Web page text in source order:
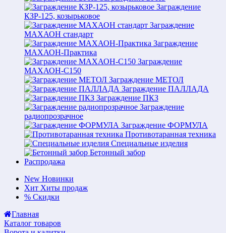
Заграждение
КЗР-125, козырьковое
Заграждение
МАХАОН стандарт
Заграждение
МАХАОН-Практика
Заграждение
МАХАОН-С150
Заграждение МЕТОЛ
Заграждение ПАЛЛАДА
Заграждение ПКЗ
Заграждение
радиопрозрачное
Заграждение ФОРМУЛА
Противотаранная техника
Специальные изделия
Бетонный забор
Распродажа
New Новинки
Хит Хиты продаж
% Скидки
Главная
Каталог товаров